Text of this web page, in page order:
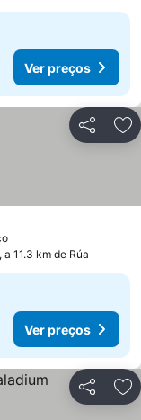
Ver preços
Partilhar
11.3 km de Rúa
Ver preços
Partilhar